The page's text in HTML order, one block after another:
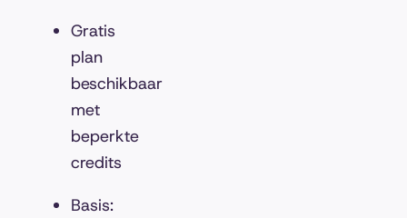
Gratis
plan
beschikbaar
met
beperkte
credits
Basis: